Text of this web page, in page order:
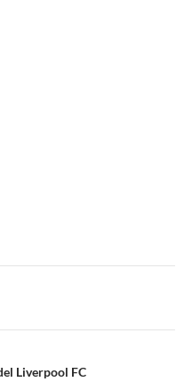
Liverpool FC